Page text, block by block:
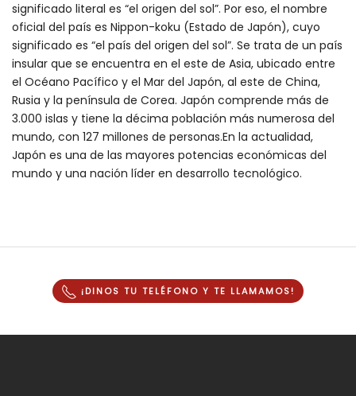
significado literal es “el origen del sol”. Por eso, el nombre
oficial del país es Nippon-koku (Estado de Japón), cuyo
significado es “el país del origen del sol”. Se trata de un país
insular que se encuentra en el este de Asia, ubicado entre
el Océano Pacífico y el Mar del Japón, al este de China,
Rusia y la península de Corea. Japón comprende más de
3.000 islas y tiene la décima población más numerosa del
mundo, con 127 millones de personas.En la actualidad,
Japón es una de las mayores potencias económicas del
mundo y una nación líder en desarrollo tecnológico.
¡DINOS TU TELÉFONO Y TE LLAMAMOS!